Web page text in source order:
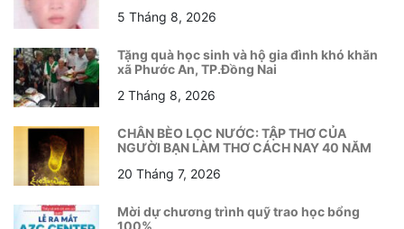
5 Tháng 8, 2026
Tặng quà học sinh và hộ gia đình khó khăn
xã Phước An, TP.Đồng Nai
2 Tháng 8, 2026
CHÂN BÈO LỌC NƯỚC: TẬP THƠ CỦA
NGƯỜI BẠN LÀM THƠ CÁCH NAY 40 NĂM
20 Tháng 7, 2026
Mời dự chương trình quỹ trao học bổng